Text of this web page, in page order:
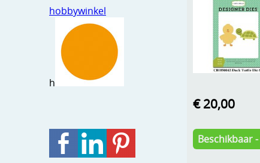
hobbywinkel
h
€ 20,00
Beschikbaar